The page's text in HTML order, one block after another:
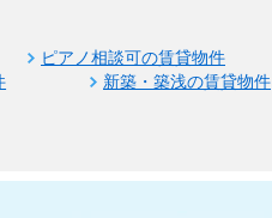
ピアノ相談可の賃貸物件
新築・築浅の賃貸物件